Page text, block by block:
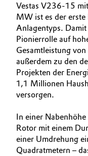
Vestas V236-15
MW ist es der erste
Anlagentyps.
Pionierrolle auf
Gesamtleistung
außerdem zu den
Projekten der
1,1 Millionen
versorgen.
In einer
Rotor mit einem
einer Umdrehung
Quadratmetern –